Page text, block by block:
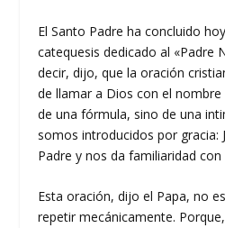
El Santo Padre ha concluido
catequesis dedicado al «Padre
decir, dijo, que la oración
de llamar a Dios con el
de una fórmula, sino de una
somos introducidos por gracia:
Padre y nos da familiaridad con
Esta oración, dijo el Papa, no
repetir mecánicamente.